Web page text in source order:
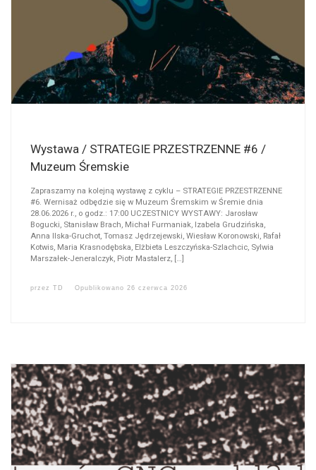
Wystawa / STRATEGIE PRZESTRZENNE #6 /
Muzeum Śremskie
Zapraszamy na kolejną wystawę z cyklu – STRATEGIE PRZESTRZENNE
#6. Wernisaż odbędzie się w Muzeum Śremskim w Śremie dnia
28.06.2026 r., o godz.: 17:00 UCZESTNICY WYSTAWY: Jarosław
Bogucki, Stanisław Brach, Michał Furmaniak, Izabela Grudzińska,
Anna Ilska-Gruchot, Tomasz Jędrzejewski, Wiesław Koronowski, Rafał
Kotwis, Maria Krasnodębska, Elżbieta Leszczyńska-Szlachcic, Sylwia
Marszałek-Jeneralczyk, Piotr Mastalerz, […]
przezTD Opublikowano 26 czerwca 2026